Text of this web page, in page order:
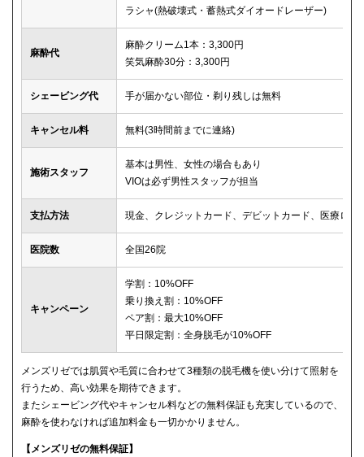
ラシャ(熱破壊式・蓄熱式ダイオードレーザー)
麻酔代
麻酔クリーム1本：3,300円
笑気麻酔30分：3,300円
シェービング代 手が届かない部位・剃り残しは無料
キャンセル料 無料(3時間前までに連絡)
施術スタッフ
基本は男性、女性の場合もあり
VIOは必ず男性スタッフが担当
支払方法 現金、クレジットカード、デビットカード、医療ロー
医院数 全国26院
キャンペーン
学割：10%OFF
乗り換え割：10%OFF
ペア割：最大10%OFF
平日限定割：全身脱毛が10%OFF
メンズリゼでは肌質や毛質に合わせて3種類の脱毛機を使い分けて照射を
行うため、高い効果を期待できます。
またシェービング代やキャンセル料などの無料保証も充実しているので、
麻酔を使わなければ追加料金も一切かかりません。
【メンズリゼの無料保証】